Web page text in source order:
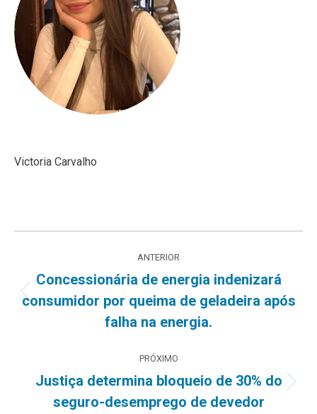
Victoria Carvalho
de
post:
ANTERIOR
Post
Concessionária de energia indenizará
consumidor por queima de geladeira após
falha na energia.
PRÓXIMO
Próximo
post:
Justiça determina bloqueio de 30% do
seguro-desemprego de devedor